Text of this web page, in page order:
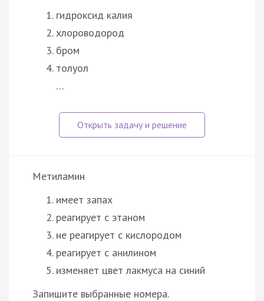
гидроксид калия
хлороводород
бром
толуол
…
Метиламин
имеет запах
реагирует с этаном
не реагирует с кислородом
реагирует с анилином
изменяет цвет лакмуса на синий
Запишите выбранные номера.